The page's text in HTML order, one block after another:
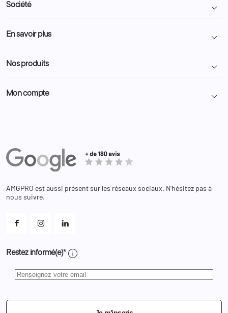
Société 
Livraison et retour colis
Demande de devis
Nous contacter
En savoir plus 
Programme Fidélité
Administration
Nos produits 
Police Municipale | ASVP
Equipements
Bagagerie
Mon compte 
Adresses
Bons de réduction
Et les cookies ?
AMGPRO est aussi présent sur les réseaux sociaux. N'hésitez pas à
nous suivre.
Restez informé(e)* info